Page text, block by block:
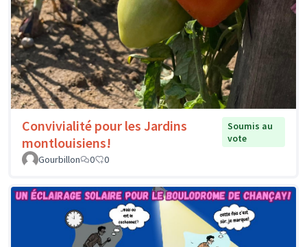
Convivialité pour les Jardins
montlouisiens!
Soumis au
vote
Gourbillon
0 0